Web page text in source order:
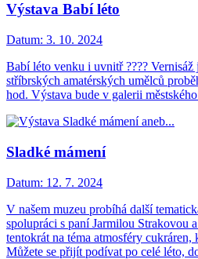
Výstava Babí léto
Datum: 3. 10. 2024
Babí léto venku i uvnitř ????
stříbrských amatérských umělců
hod. Výstava bude v galerii
Sladké mámení
Datum: 12. 7. 2024
V našem muzeu probíhá další
spolupráci s paní Jarmilou Strakovou
tentokrát na téma atmosféry cukráren,
Můžete se přijít podívat po celé léto,